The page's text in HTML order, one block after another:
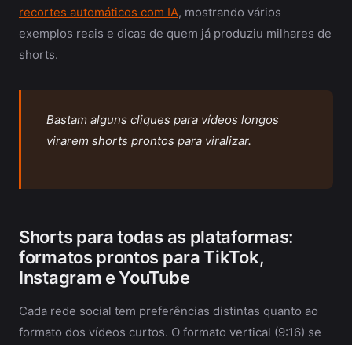
recortes automáticos com IA, mostrando vários
exemplos reais e dicas de quem já produziu milhares de
shorts.
Bastam alguns cliques para vídeos longos
virarem shorts prontos para viralizar.
Shorts para todas as plataformas:
formatos prontos para TikTok,
Instagram e YouTube
Cada rede social tem preferências distintas quanto ao
formato dos vídeos curtos. O formato vertical (9:16) se